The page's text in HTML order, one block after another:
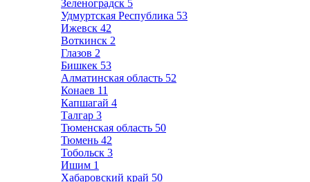
Зеленоградск 5
Удмуртская Республика 53
Ижевск 42
Воткинск 2
Глазов 2
Бишкек 53
Алматинская область 52
Конаев 11
Капшагай 4
Талгар 3
Тюменская область 50
Тюмень 42
Тобольск 3
Ишим 1
Хабаровский край 50